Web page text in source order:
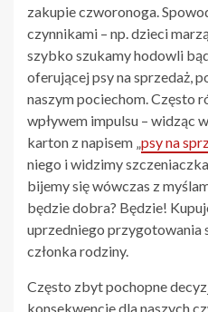
zakupie czworonoga.
czynnikami – np. dzieci
szybko szukamy hodowli
oferującej psy na sprzedaż,
naszym pociechom. Często
wpływem impulsu – widząc
karton z napisem „psy na
niego i widzimy
bijemy się wówczas z
będzie dobra? Będzie!
uprzedniego przygotowania
członka rodziny.
Często zbyt pochopne
konsekwencje dla naszych